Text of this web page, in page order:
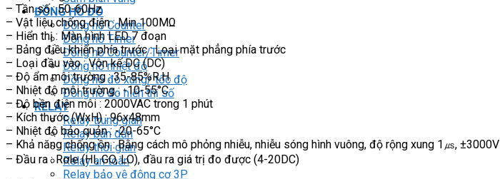
ĐỒNG HỒ ĐO
Đồng hồ Counter
Đồng hồ Timer
Đồng hồ Counter/Timer
Đồng hồ nhiệt độ
Đồng hồ đo xung/ tốc độ
Đồng hồ đo hiển thị số
RELAY
Relay trung gian
Relay bán dẫn
Relay thời gian
Relay an toàn
Relay bảo vệ động cơ 3P
– Tần số : 50-60Hz
– Vật liệu chống điện : Min 100MΩ
– Hiển thị : Màn hình LED 7 đoạn
– Bảng điều khiển phía trước : Loại mặt phẳng phía trước
– Loại đầu vào : Vôn kế DC (DC)
– Độ ẩm môi trường : 35-85%R.H.
– Nhiệt độ môi trường : -10-55°C
– Độ bền điện môi : 2000VAC trong 1 phút
– Kích thước (WxH) : 96x48mm
– Nhiệt độ bảo quản : -20-65°C
– Khả năng chống ồn : Bằng cách mô phỏng nhiễu, nhiễu sóng hình vuông, độ rộng xung 1㎲, ±3000V
– Đầu ra : Rơle (HI, GO, LO), đầu ra giá trị đo được (4-20DC)